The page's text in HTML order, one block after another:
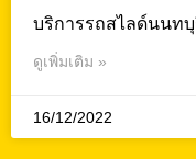
บริการรถสไลด์นนท
ดูเพิ่มเติม »
16/12/2022